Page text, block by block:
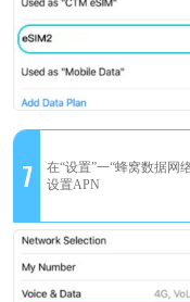
7
在“设置”一“蜂窝数据网
设置APN